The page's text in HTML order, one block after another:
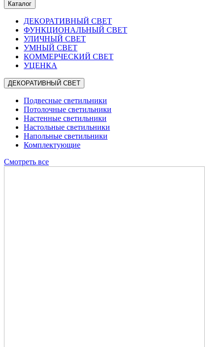
Каталог
ДЕКОРАТИВНЫЙ СВЕТ
ФУНКЦИОНАЛЬНЫЙ СВЕТ
УЛИЧНЫЙ СВЕТ
УМНЫЙ СВЕТ
КОММЕРЧЕСКИЙ СВЕТ
УЦЕНКА
ДЕКОРАТИВНЫЙ СВЕТ
Подвесные светильники
Потолочные светильники
Настенные светильники
Настольные светильники
Напольные светильники
Комплектующие
Смотреть все